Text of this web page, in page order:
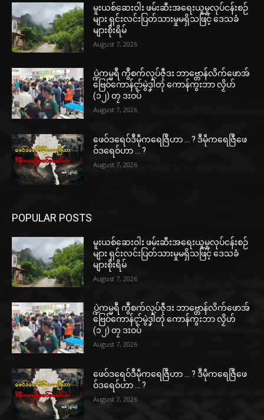
မူးယစ်ဆေးဝါး ဖမ်းဆီးအရေးယူမှုလုပ်ငန်းစဉ်
များ ရှင်းလင်းပြတ်သားမှုမရှိသဖြင့် ဒေသခံ
များစိုးရိမ်
August 7, 2026
ပ္ဍဲကမ္မရဳ ကွဳစက်လုပ်ဇီုဒး ဘာဗ္တောန်လိက်ဖောအ်
ဗြေဝ်ကောန်ၚာ်မွဲဒၞါဲတုဲ ကောန်ကွးဘာ လၟိဟ်
(၁၂) တၠ ဒးဝပ်
August 7, 2026
ဖေဝ်ဒရေဝ်ဒဳမဵုကရေဇြဳဟာ … ? ဒဳမဵုကရေဇြဳဖေ
ဝ်ဒရေဝ်ဟာ … ?
August 7, 2026
POPULAR POSTS
မူးယစ်ဆေးဝါး ဖမ်းဆီးအရေးယူမှုလုပ်ငန်းစဉ်
များ ရှင်းလင်းပြတ်သားမှုမရှိသဖြင့် ဒေသခံ
များစိုးရိမ်
August 7, 2026
ပ္ဍဲကမ္မရဳ ကွဳစက်လုပ်ဇီုဒး ဘာဗ္တောန်လိက်ဖောအ်
ဗြေဝ်ကောန်ၚာ်မွဲဒၞါဲတုဲ ကောန်ကွးဘာ လၟိဟ်
(၁၂) တၠ ဒးဝပ်
August 7, 2026
ဖေဝ်ဒရေဝ်ဒဳမဵုကရေဇြဳဟာ … ? ဒဳမဵုကရေဇြဳဖေ
ဝ်ဒရေဝ်ဟာ … ?
August 7, 2026